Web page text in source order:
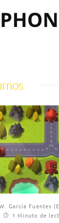
García Fuentes
1 Minuto de